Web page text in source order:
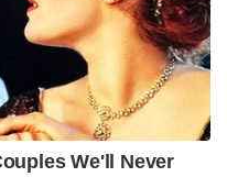
We'll Never